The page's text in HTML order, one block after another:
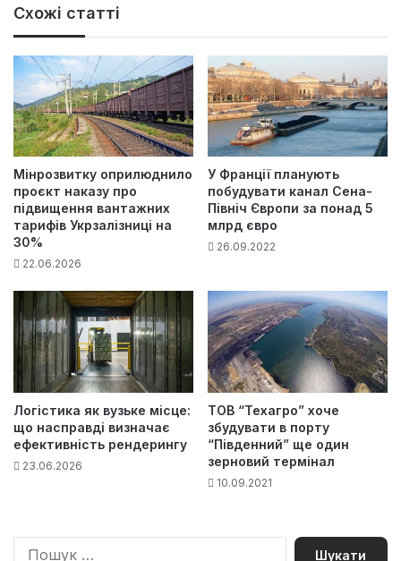
Схожі статті
Мінрозвитку оприлюднило
проєкт наказу про
підвищення вантажних
тарифів Укрзалізниці на
30%
22.06.2026
У Франції планують
побудувати канал Сена-
Північ Європи за понад 5
млрд євро
26.09.2022
Логістика як вузьке місце:
що насправді визначає
ефективність рендерингу
23.06.2026
ТОВ “Техагро” хоче
збудувати в порту
“Південний” ще один
зерновий термінал
10.09.2021
П